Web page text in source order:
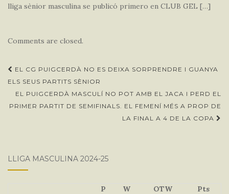
lliga sènior masculina se publicó primero en CLUB GEL […]
Comments are closed.
Post
navigation
EL CG PUIGCERDÀ NO ES DEIXA SORPRENDRE I GUANYA
ELS SEUS PARTITS SÈNIOR
EL PUIGCERDÀ MASCULÍ NO POT AMB EL JACA I PERD EL
PRIMER PARTIT DE SEMIFINALS. EL FEMENÍ MÉS A PROP DE
LA FINAL A 4 DE LA COPA
LLIGA MASCULINA 2024-25
P W OTW
Pts